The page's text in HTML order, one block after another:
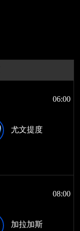
06:00
尤文提度
08:00
加拉加斯